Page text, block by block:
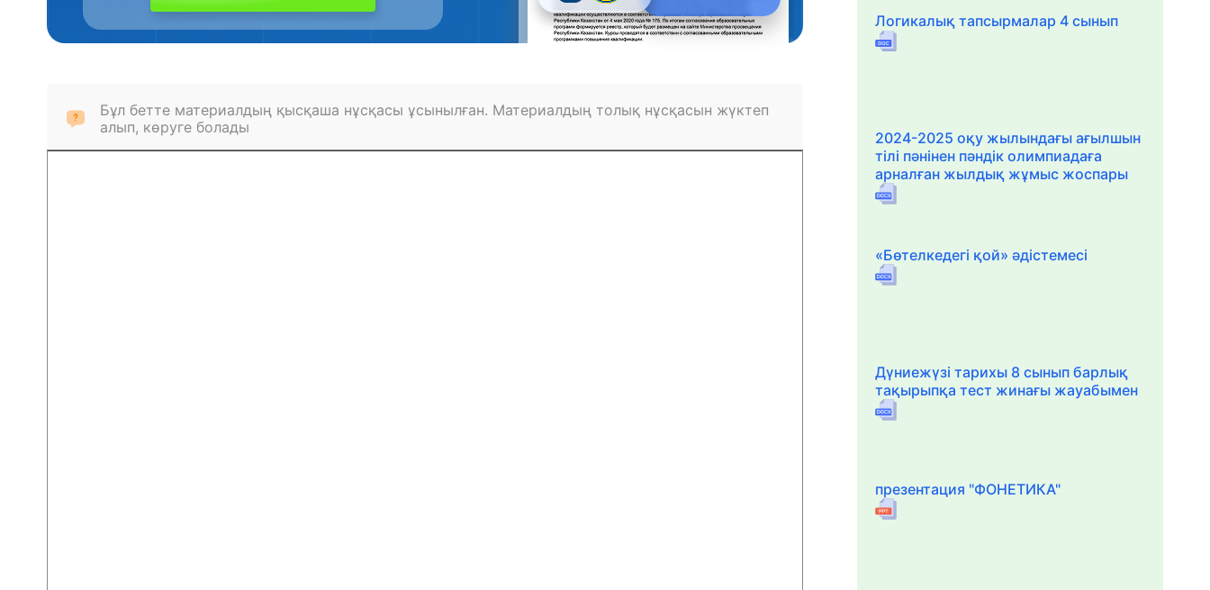
Бұл бетте материалдың қысқаша нұсқасы ұсынылған. Материалдың толық нұсқасын жүктеп
алып, көруге болады
Логикалық тапсырмалар 4 сынып
2024-2025 оқу жылындағы ағылшын
тілі пәнінен пәндік олимпиадаға
арналған жылдық жұмыс жоспары
«Бөтелкедегі қой» әдістемесі
Дүниежүзі тарихы 8 сынып барлық
тақырыпқа тест жинағы жауабымен
презентация "ФОНЕТИКА"